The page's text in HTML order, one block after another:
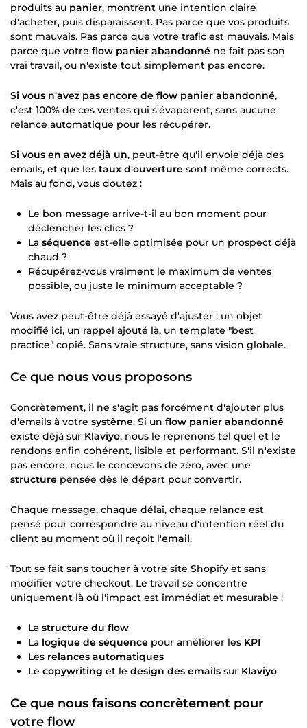
produits au panier, montrent une intention claire
d'acheter, puis disparaissent. Pas parce que vos produits
sont mauvais. Pas parce que votre trafic est mauvais. Mais
parce que votre flow panier abandonné ne fait pas son
vrai travail, ou n'existe tout simplement pas encore.
Si vous n'avez pas encore de flow panier abandonné,
c'est 100% de ces ventes qui s'évaporent, sans aucune
relance automatique pour les récupérer.
Si vous en avez déjà un, peut-être qu'il envoie déjà des
emails, et que les taux d'ouverture sont même corrects.
Mais au fond, vous doutez :
Le bon message arrive-t-il au bon moment pour
déclencher les clics ?
La séquence est-elle optimisée pour un prospect déjà
chaud ?
Récupérez-vous vraiment le maximum de ventes
possible, ou juste le minimum acceptable ?
Vous avez peut-être déjà essayé d'ajuster : un objet
modifié ici, un rappel ajouté là, un template "best
practice" copié. Sans vraie structure, sans vision globale.
Ce que nous vous proposons
Concrètement, il ne s'agit pas forcément d'ajouter plus
d'emails à votre système. Si un flow panier abandonné
existe déjà sur Klaviyo, nous le reprenons tel quel et le
rendons enfin cohérent, lisible et performant. S'il n'existe
pas encore, nous le concevons de zéro, avec une
structure pensée dès le départ pour convertir.
Chaque message, chaque délai, chaque relance est
pensé pour correspondre au niveau d'intention réel du
client au moment où il reçoit l'email.
Tout se fait sans toucher à votre site Shopify et sans
modifier votre checkout. Le travail se concentre
uniquement là où l'impact est immédiat et mesurable :
La structure du flow
La logique de séquence pour améliorer les KPI
Les relances automatiques
Le copywriting et le design des emails sur Klaviyo
Ce que nous faisons concrètement pour
votre flow